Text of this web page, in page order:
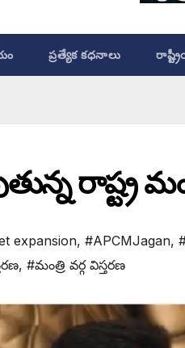
ప్రత్యేక కధనాలు
రాష్ట్ర
expansion, #APCMJagan,
, #మంత్రి వర్గ విస్తరణ